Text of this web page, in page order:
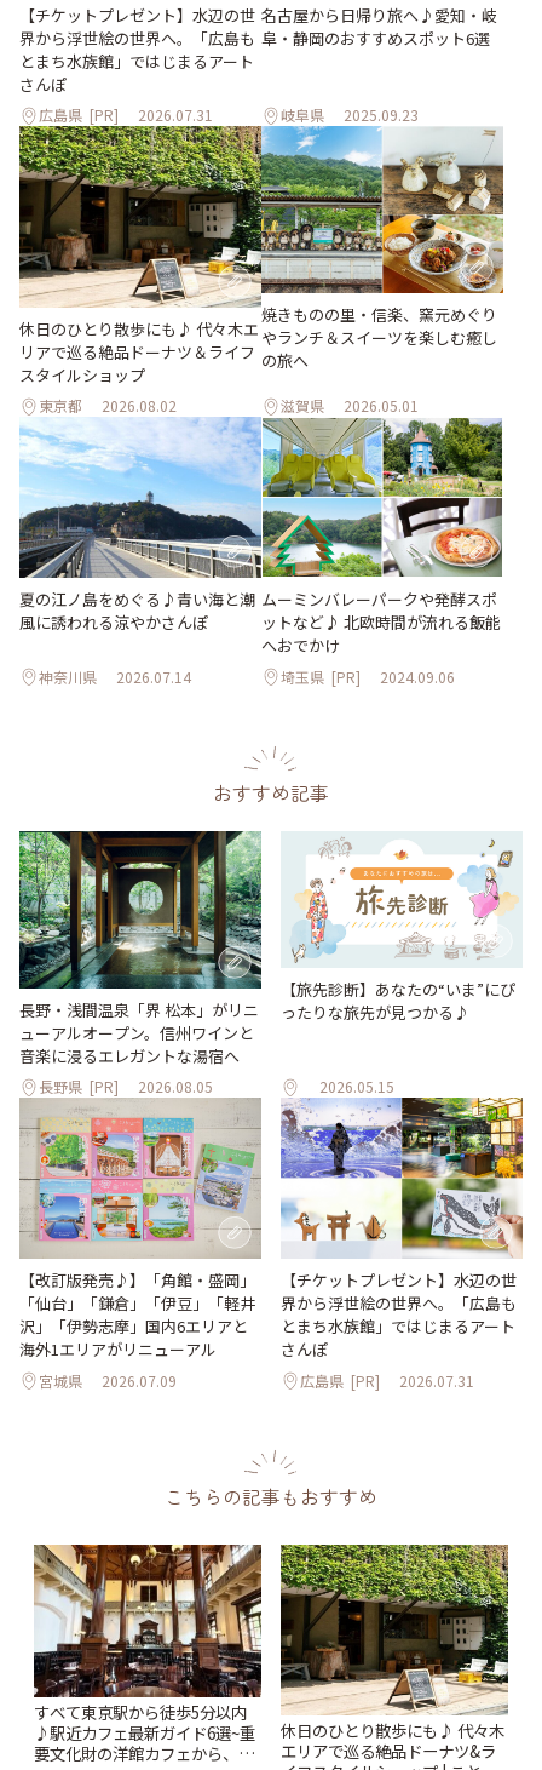
【チケットプレゼント】水辺の世
界から浮世絵の世界へ。「広島も
とまち水族館」ではじまるアート
さんぽ
広島県 [PR] 2026.07.31
名古屋から日帰り旅へ♪愛知・岐
阜・静岡のおすすめスポット6選
岐阜県 2025.09.23
休日のひとり散歩にも♪ 代々木エ
リアで巡る絶品ドーナツ＆ライフ
スタイルショップ
東京都 2026.08.02
焼きものの里・信楽、窯元めぐり
やランチ＆スイーツを楽しむ癒し
の旅へ
滋賀県 2026.05.01
夏の江ノ島をめぐる♪青い海と潮
風に誘われる涼やかさんぽ
神奈川県 2026.07.14
ムーミンバレーパークや発酵スポ
ットなど♪ 北欧時間が流れる飯能
へおでかけ
埼玉県 [PR] 2024.09.06
おすすめ記事
長野・浅間温泉「界 松本」がリニ
ューアルオープン。信州ワインと
音楽に浸るエレガントな湯宿へ
長野県 [PR] 2026.08.05
【旅先診断】あなたの“いま”にぴ
ったりな旅先が見つかる♪
2026.05.15
【改訂版発売♪】「角館・盛岡」
「仙台」「鎌倉」「伊豆」「軽井
沢」「伊勢志摩」国内6エリアと
海外1エリアがリニューアル
宮城県 2026.07.09
【チケットプレゼント】水辺の世
界から浮世絵の世界へ。「広島も
とまち水族館」ではじまるアート
さんぽ
広島県 [PR] 2026.07.31
こちらの記事もおすすめ
すべて東京駅から徒歩5分以内
♪駅近カフェ最新ガイド6選~重
要文化財の洋館カフェから、改
休日のひとり散歩にも♪ 代々木
エリアで巡る絶品ドーナツ&ラ